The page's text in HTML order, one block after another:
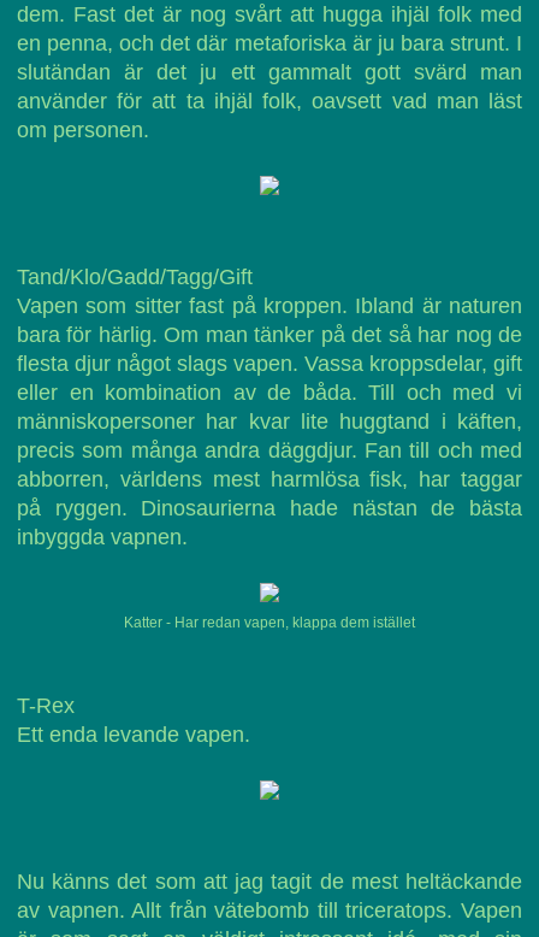
dem. Fast det är nog svårt att hugga ihjäl folk med
en penna, och det där metaforiska är ju bara strunt. I
slutändan är det ju ett gammalt gott svärd man
använder för att ta ihjäl folk, oavsett vad man läst
om personen.
Tand/Klo/Gadd/Tagg/Gift
Vapen som sitter fast på kroppen. Ibland är naturen
bara för härlig. Om man tänker på det så har nog de
flesta djur något slags vapen. Vassa kroppsdelar, gift
eller en kombination av de båda. Till och med vi
människopersoner har kvar lite huggtand i käften,
precis som många andra däggdjur. Fan till och med
abborren, världens mest harmlösa fisk, har taggar
på ryggen. Dinosaurierna hade nästan de bästa
inbyggda vapnen.
Katter - Har redan vapen, klappa dem istället
T-Rex
Ett enda levande vapen.
Nu känns det som att jag tagit de mest heltäckande
av vapnen. Allt från vätebomb till triceratops. Vapen